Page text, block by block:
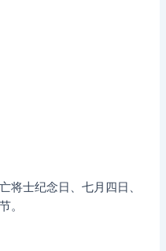
将士纪念日、七月四日、
。